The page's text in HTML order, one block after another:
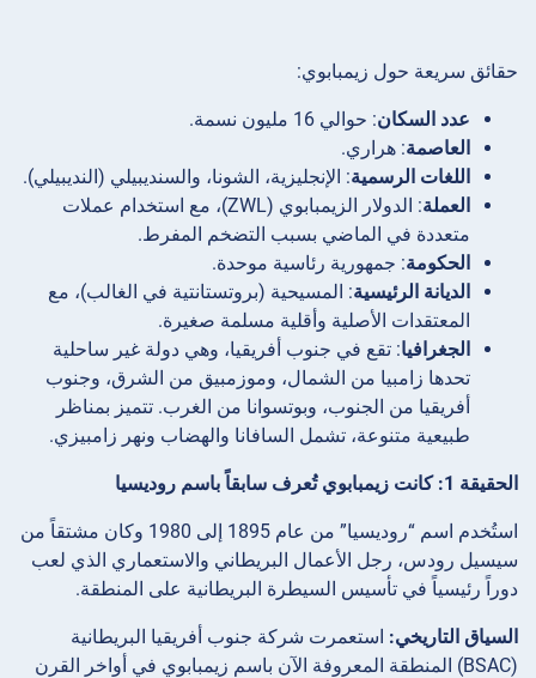
حقائق سريعة حول زيمبابوي:
عدد السكان: حوالي 16 مليون نسمة.
العاصمة: هراري.
اللغات الرسمية: الإنجليزية، الشونا، والسنديبيلي (النديبيلي).
العملة
: الدولار الزيمبابوي (ZWL)، مع استخدام عملات
متعددة في الماضي بسبب التضخم المفرط.
الحكومة: جمهورية رئاسية موحدة.
الديانة الرئيسية: المسيحية (بروتستانتية في الغالب)، مع
المعتقدات الأصلية وأقلية مسلمة صغيرة.
الجغرافيا: تقع في جنوب أفريقيا، وهي دولة غير ساحلية
تحدها زامبيا من الشمال، وموزمبيق من الشرق، وجنوب
أفريقيا من الجنوب، وبوتسوانا من الغرب. تتميز بمناظر
طبيعية متنوعة، تشمل السافانا والهضاب ونهر زامبيزي.
الحقيقة 1: كانت زيمبابوي تُعرف سابقاً باسم روديسيا
استُخدم اسم “روديسيا” من عام 1895 إلى 1980 وكان مشتقاً من
سيسيل رودس، رجل الأعمال البريطاني والاستعماري الذي لعب
دوراً رئيسياً في تأسيس السيطرة البريطانية على المنطقة.
السياق التاريخي: استعمرت شركة جنوب أفريقيا البريطانية
(BSAC) المنطقة المعروفة الآن باسم زيمبابوي في أواخر القرن